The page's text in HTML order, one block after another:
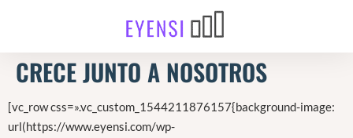
CRECE JUNTO A NOSOTROS
[vc_row css=».vc_custom_1544211876157{background-image:
url(https://www.eyensi.com/wp-